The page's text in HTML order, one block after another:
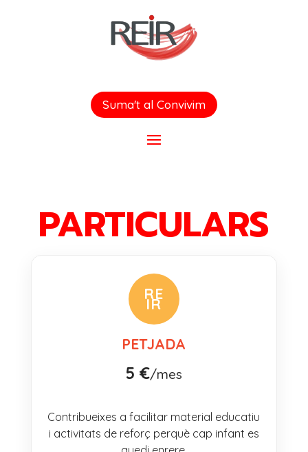
Suma't al Convivim
PARTICULARS
RE
IR
PETJADA
5 €/mes
Contribueixes a facilitar material educatiu
i activitats de reforç perquè cap infant es